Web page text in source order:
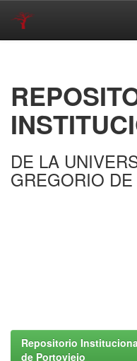
DE LA
GREGORIO
Repositorio
de Portoviejo